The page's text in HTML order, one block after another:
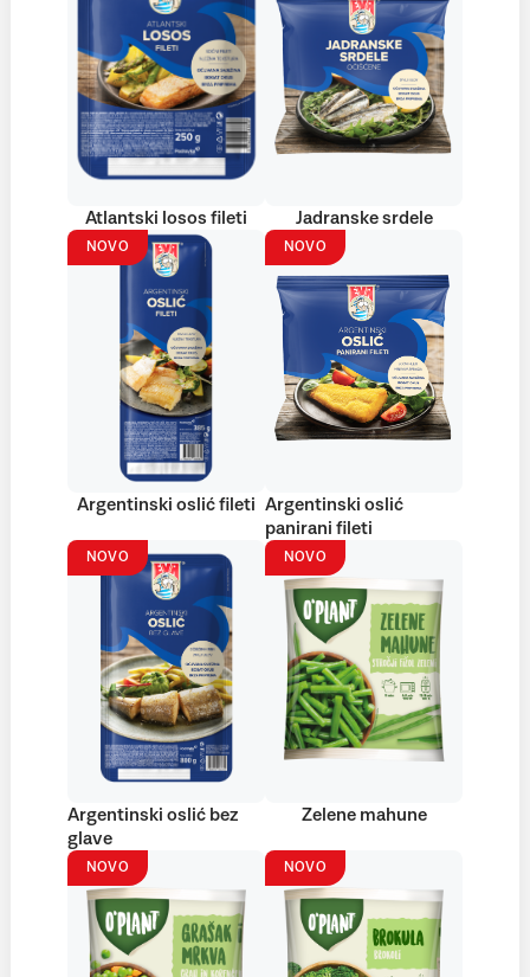
Atlantski losos fileti Jadranske srdele
NOVO
Argentinski oslić fileti
NOVO
Argentinski oslić
panirani fileti
NOVO
Argentinski oslić bez
glave
NOVO
Zelene mahune
NOVO NOVO